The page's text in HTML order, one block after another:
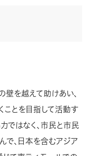
を越えて助けあい、
ことを目指して活動す
ではなく、市民と市民
で、日本を含むアジア